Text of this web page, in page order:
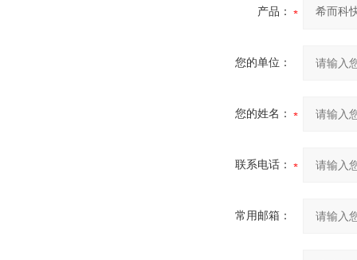
产品：
您的单位：
您的姓名：
联系电话：
常用邮箱：